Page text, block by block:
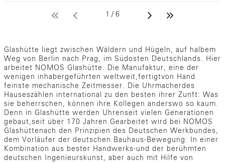
1 / 6
Glashütte liegt zwischen Wäldern und Hügeln, auf halbem
Weg von Berlin nach Prag, im Südosten Deutschlands. Hier
arbeitet NOMOS Glashütte. Die Manufaktur, eine der
wenigen inhabergeführten weltweit,fertigtvon Hand
feinste mechanische Zeitmesser. Die Uhrmacherdes
Hauseszählen international zu den besten ihrer Zunft: Was
sie beherrschen, können ihre Kollegen anderswo so kaum.
Denn in Glashütte werden Uhrenseit vielen Generationen
gebaut,seit über 170 Jahren.Gearbeitet wird bei NOMOS
Glashüttenach den Prinzipien des Deutschen Werkbundes,
dem Vorläufer der deutschen Bauhaus-Bewegung: In einer
Kombination aus bester Handwerks-und der berühmten
deutschen Ingenieurskunst, aber auch mit Hilfe von